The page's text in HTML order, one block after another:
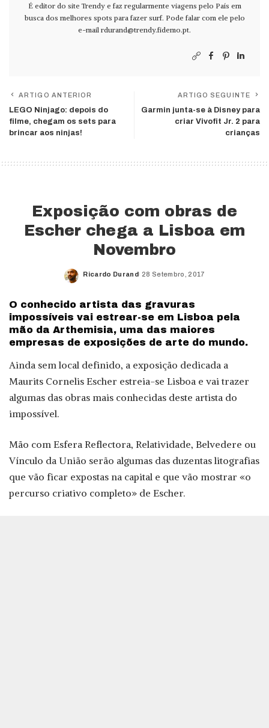
É editor do site Trendy e faz regularmente viagens pelo País em
busca dos melhores spots para fazer surf. Pode falar com ele pelo
e-mail rdurand@trendy.fidemo.pt.
ARTIGO ANTERIOR
LEGO Ninjago: depois do
filme, chegam os sets para
brincar aos ninjas!
ARTIGO SEGUINTE
Garmin junta-se à Disney para
criar Vivofit Jr. 2 para
crianças
Exposição com obras de
Escher chega a Lisboa em
Novembro
Posted
Ricardo Durand 28 Setembro, 2017
O conhecido artista das gravuras
impossíveis vai estrear-se em Lisboa pela
mão da Arthemisia, uma das maiores
empresas de exposições de arte do mundo.
Ainda sem local definido, a exposição dedicada a
Maurits Cornelis Escher estreia-se Lisboa e vai trazer
algumas das obras mais conhecidas deste artista do
impossível.
Mão com Esfera Reflectora, Relatividade, Belvedere ou
Vínculo da União serão algumas das duzentas litografias
que vão ficar expostas na capital e que vão mostrar «o
percurso criativo completo» de Escher.